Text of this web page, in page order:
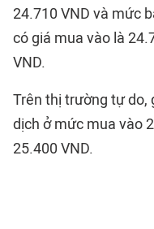
24.710 VND và mức
có giá mua vào là
VND.
Trên thị trường tự do,
dịch ở mức mua vào
25.400 VND.